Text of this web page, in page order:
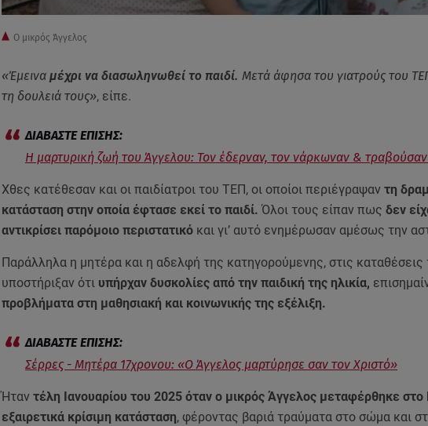
O μικρός Άγγελος
«Έμειναμέχρι να διασωληνωθεί το παιδί. Μετά άφησα του γιατρούς του
τη δουλειά τους», είπε.
Η μαρτυρική ζωή του Άγγελου: Τον έδερναν, τον νάρκωναν & τραβούσαν
Χθες κατέθεσαν και οι παιδίατροι του ΤΕΠ, οι οποίοι περιέγραψαντη
κατάσταση στην οποία έφτασε εκεί το παιδί. Όλοι τους είπαν πως δεν
αντικρίσει παρόμοιο περιστατικόκαι γι’ αυτό ενημέρωσαν αμέσως την
Παράλληλα η μητέρα και η αδελφή της κατηγορούμενης, στις καταθέσεις
υποστήριξαν ότιυπήρχαν δυσκολίες από την παιδική της ηλικία,
προβλήματα στη μαθησιακή και κοινωνικής της εξέλιξη.
Σέρρες - Μητέρα 17χρονου: «O Άγγελος μαρτύρησε σαν τον Χριστό»
Ήταν τέλη Ιανουαρίου του 2025 όταν ο μικρός Άγγελος μεταφέρθηκε
εξαιρετικά κρίσιμη κατάσταση, φέροντας βαριά τραύματα στο σώμα και